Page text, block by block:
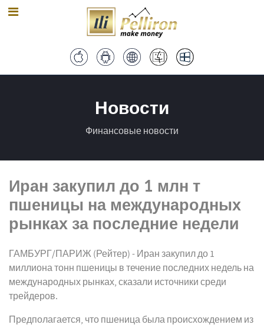
Новости
Финансовые новости
Иран закупил до 1 млн т
пшеницы на международных
рынках за последние недели
ГАМБУРГ/ПАРИЖ (Рейтер) - Иран закупил до 1
миллиона тонн пшеницы в течение последних недель на
международных рынках, сказали источники среди
трейдеров.
Предполагается, что пшеница была происхождением из